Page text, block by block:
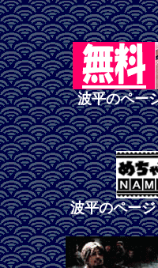
波平のペー
波平のペー